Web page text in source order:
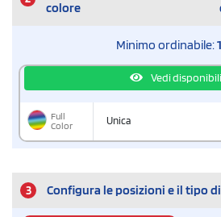
colore
Minimo ordinabile:
Vedi
Full
Color
Unica
3 Configura le posizioni e il tipo